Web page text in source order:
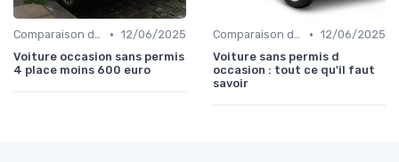
Comparaison des Modèles • 12/06/2025
Voiture occasion sans permis
4 place moins 600 euro
Comparaison des Modèles • 12/06/2025
Voiture sans permis d
occasion : tout ce qu'il faut
savoir